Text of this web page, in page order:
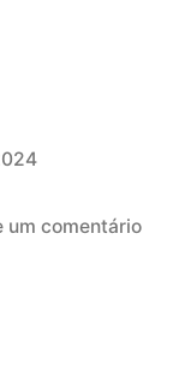
um comentárioem